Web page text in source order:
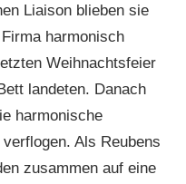
Liaison blieben sie
harmonisch
Weihnachtsfeier
landeten. Danach
harmonische
Als Reubens
zusammen auf eine